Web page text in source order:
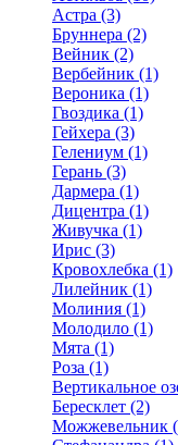
Астра (3)
Бруннера (2)
Вейник (2)
Вербейник (1)
Вероника (1)
Гвоздика (1)
Гейхера (3)
Гелениум (1)
Герань (3)
Дармера (1)
Дицентра (1)
Живучка (1)
Ирис (3)
Кровохлебка (1)
Лилейник (1)
Молиния (1)
Молодило (1)
Мята (1)
Роза (1)
Вертикальное
Бересклет (2)
Можжевельник